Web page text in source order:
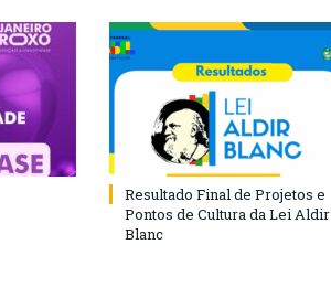
Resultado Final de Projetos e
Pontos de Cultura da Lei Aldir
Blanc